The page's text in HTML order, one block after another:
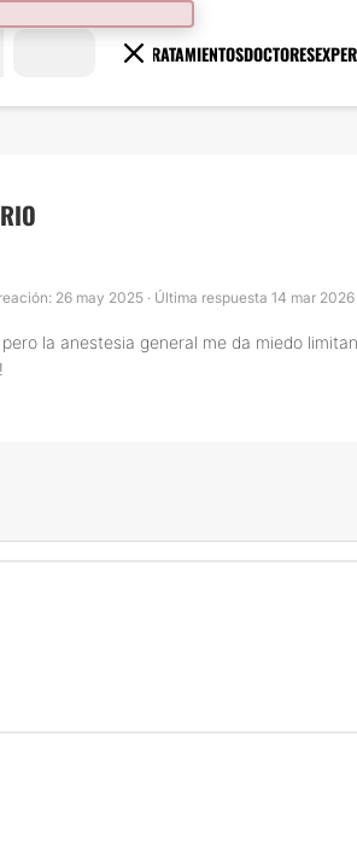
TRATAMIENTOSDOCTORES
26 may 2025 · Última respuesta 14 mar 2026
la anestesia general me da miedo